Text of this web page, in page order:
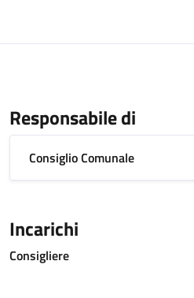
Responsabile di
Consiglio Comunale
Incarichi
Consigliere